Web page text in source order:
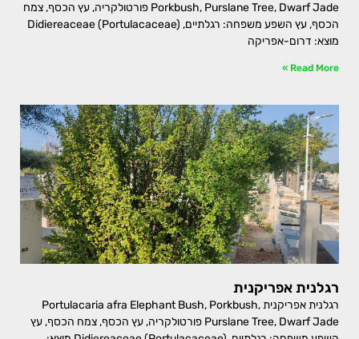
Porkbush, Purslane Tree, Dwarf Jade פורטולקריה, עץ הכסף, צמח
הכסף, עץ השפע משפחה: רגלתיים, Didiereaceae (Portulacaceae)
מוצא: דרום-אפריקה
Read More »
רגלנית אפריקנית
רגלנית אפריקנית Portulacaria afra Elephant Bush, Porkbush,
Purslane Tree, Dwarf Jade פורטולקריה, עץ הכסף, צמח הכסף, עץ